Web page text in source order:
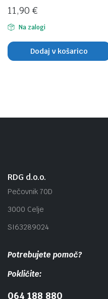
11,90 €
Na zalogi
Dodaj v košarico
RDG d.o.o.
Pečovnik 70D
3000 Celje
SI63289024
Potrebujete pomoč?
Pokličite:
064 188 880